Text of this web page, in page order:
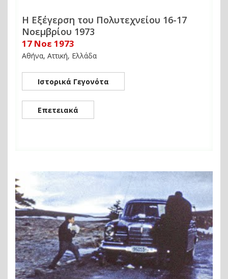
Η Εξέγερση του Πολυτεχνείου 16-17
Νοεμβρίου 1973
17 Νοε 1973
Αθήνα, Αττική, Ελλάδα
Ιστορικά Γεγονότα
Επετειακά